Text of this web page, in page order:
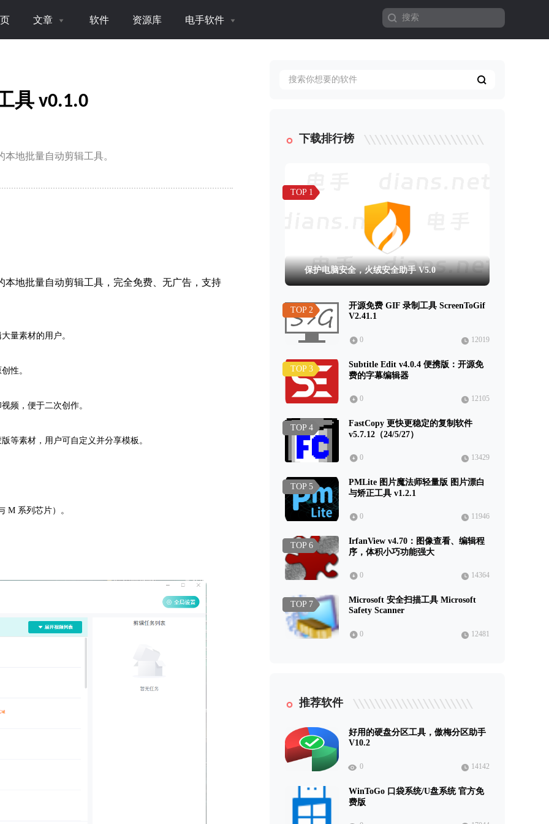
文章 软件 资源库 电手软件
具 v0.1.0
地批量自动剪辑工具。
地批量自动剪辑工具，完全免费、无广告，支持
量素材的用户。
性。
频，便于二次创作。
等素材，用户可自定义并分享模板。
M 系列芯片）。
下载排行榜
TOP 1
保护电脑安全，火绒安全助手 V5.0
TOP 2
开源免费 GIF 录制工具 ScreenToGif
V2.41.1
0 12019
TOP 3
Subtitle Edit v4.0.4 便携版：开源免
费的字幕编辑器
0 12105
TOP 4
FastCopy 更快更稳定的复制软件
v5.7.12（24/5/27）
0 13429
TOP 5
PMLite 图片魔法师轻量版 图片漂白
与矫正工具 v1.2.1
0 11946
TOP 6
IrfanView v4.70：图像查看、编辑程
序，体积小巧功能强大
0 14364
TOP 7
Microsoft 安全扫描工具 Microsoft
Safety Scanner
0 12481
推荐软件
好用的硬盘分区工具，傲梅分区助手
V10.2
0 14142
WinToGo 口袋系统/U盘系统 官方免
费版